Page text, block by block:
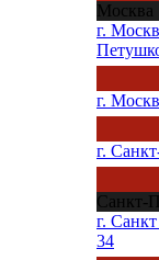
Москва
г.
г.
г.
Санкт-
г.
34